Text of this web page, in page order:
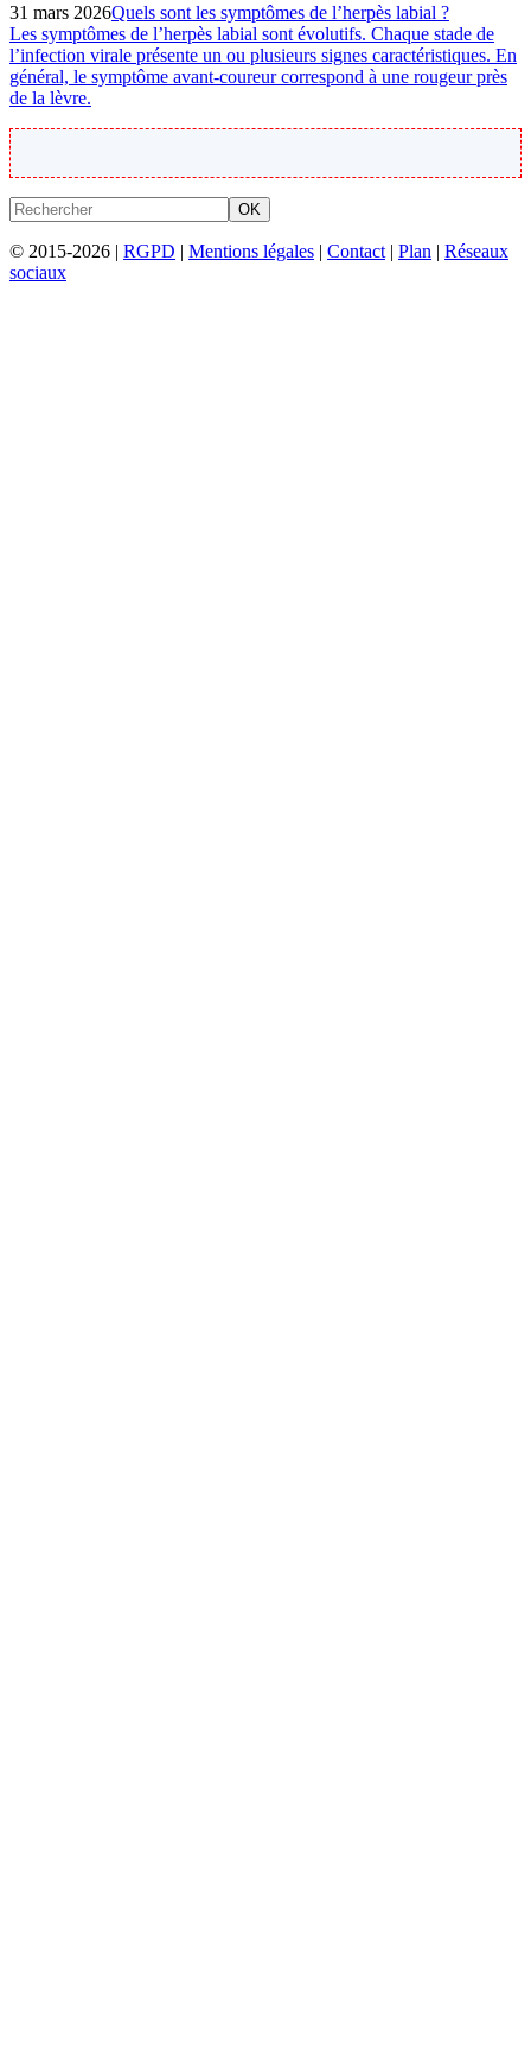
31 mars 2026Quels sont les symptômes de l’herpès labial ?
Les symptômes de l’herpès labial sont évolutifs. Chaque stade de
l’infection virale présente un ou plusieurs signes caractéristiques. En
général, le symptôme avant-coureur correspond à une rougeur près
de la lèvre.
OK
© 2015-2026 | RGPD | Mentions légales | Contact | Plan | Réseaux
sociaux